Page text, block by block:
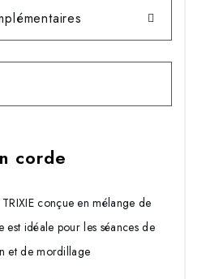
corde
conçue en mélange de
est idéale pour les séances de
et de mordillage